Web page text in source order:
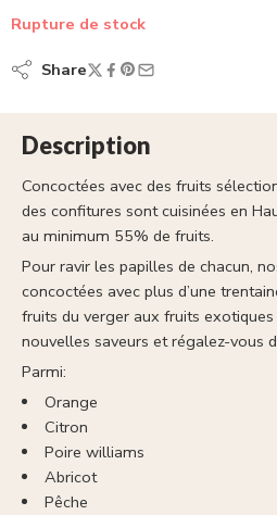
Rupture de stock
Share
Description
Concoctées avec des fruits
des confitures sont cuisinées en
au minimum 55% de fruits.
Pour ravir les papilles de chacun,
concoctées avec plus d’une
fruits du verger aux fruits exotiques
nouvelles saveurs et régalez-vous
Parmi:
Orange
Citron
Poire williams
Abricot
Pêche